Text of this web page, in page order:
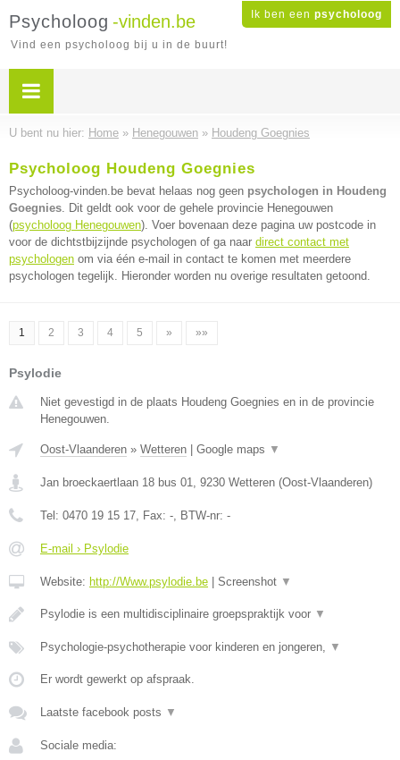
Ik ben een psycholoog
Psycholoog -vinden.be
Vind een psycholoog bij u in de buurt!
U bent nu hier: Home » Henegouwen » Houdeng Goegnies
Psycholoog Houdeng Goegnies
Psycholoog-vinden.be bevat helaas nog geen psychologen in Houdeng
Goegnies. Dit geldt ook voor de gehele provincie Henegouwen
(psycholoog Henegouwen). Voer bovenaan deze pagina uw postcode in
voor de dichtstbijzijnde psychologen of ga naar direct contact met
psychologen om via één e-mail in contact te komen met meerdere
psychologen tegelijk. Hieronder worden nu overige resultaten getoond.
1 2 3 4 5 » »»
Psylodie
Niet gevestigd in de plaats Houdeng Goegnies en in de provincie
Henegouwen.
Oost-Vlaanderen » Wetteren Google maps ▼
Jan broeckaertlaan 18 bus 01, 9230 Wetteren (Oost-Vlaanderen)
Tel: 0470 19 15 17, Fax: -, BTW-nr: -
E-mail › Psylodie
Website: http://Www.psylodie.be Screenshot ▼
Psylodie is een multidisciplinaire groepspraktijk voor ▼
Psychologie-psychotherapie voor kinderen en jongeren, ▼
Er wordt gewerkt op afspraak.
Laatste facebook posts ▼
Sociale media: